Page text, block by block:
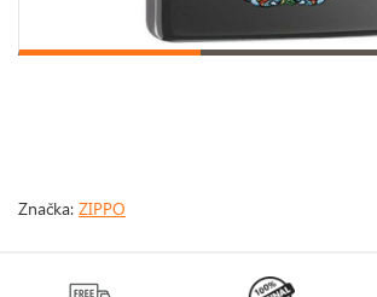
Značka: ZIPPO